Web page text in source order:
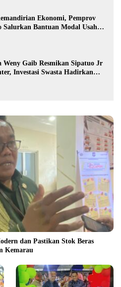
Ekonomi, Pemprov
Salurkan Bantuan Modal Usaha
Weny Gaib Resmikan Sipatuo Jr
Investasi Swasta Hadirkan
dan Pastikan Stok Beras
Kemarau